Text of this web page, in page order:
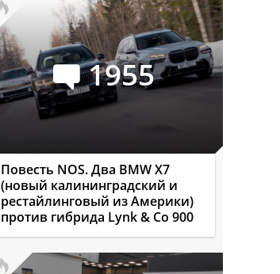
1955
Повесть NOS. Два BMW X7
(новый калининградский и
рестайлинговый из Америки)
против гибрида Lynk & Co 900